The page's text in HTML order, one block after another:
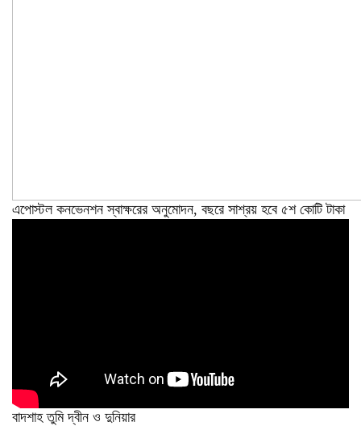
এপোস্টল কনভেনশন স্বাক্ষরের অনুমোদন, বছরে সাশ্রয় হবে ৫শ কোটি টাকা
বাদশাহ তুমি দ্বীন ও দুনিয়ার